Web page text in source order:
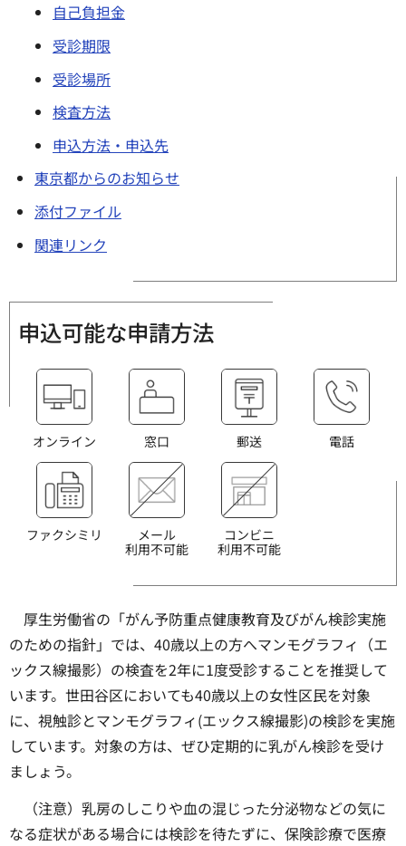
自己負担金
受診期限
受診場所
検査方法
申込方法・申込先
東京都からのお知らせ
添付ファイル
関連リンク
申込可能な申請方法
オンライン 窓口 郵送 電話
ファクシミリ
メール
利用不可能
コンビニ
利用不可能
厚生労働省の「がん予防重点健康教育及びがん検診実施
のための指針」では、40歳以上の方へマンモグラフィ（エ
ックス線撮影）の検査を2年に1度受診することを推奨して
います。世田谷区においても40歳以上の女性区民を対象
に、視触診とマンモグラフィ(エックス線撮影)の検診を実施
しています。対象の方は、ぜひ定期的に乳がん検診を受け
ましょう。
（注意）乳房のしこりや血の混じった分泌物などの気に
なる症状がある場合には検診を待たずに、保険診療で医療